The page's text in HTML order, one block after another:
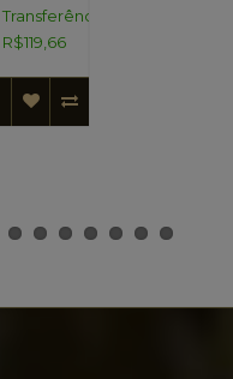
Transferência:
R$119,66